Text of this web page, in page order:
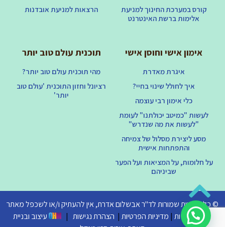
קורס במערכת החינוך למניעת
אלימות ברשת האינטרנט
הרצאות למניעת אובדנות
אימון אישי וחוסן אישי
איגרת מאדרת
איך לחולל שינוי בחיי?
כלי אימון רבי עוצמה
לעשות "כמיטב יכולתנו" לעומת
"לעשות את מה שנדרש"
מסע ליצירת מסלול של צמיחה
והתפתחות אישית
על חלומות, על המציאות ועל הפער
שביניהם
תוכנית עולם טוב יותר
מהי תוכנית עולם טוב יותר?
רציונל וחזון התוכנית 'עולם טוב
יותר'
© כל הזכויות שמורות לד"ר אבשלום אדרת, אין להעתיק ו/או לשכפל מאתר
זה ללא רשות | מדיניות הפרטיות | הצהרת נגישות |
עיצוב ובניית